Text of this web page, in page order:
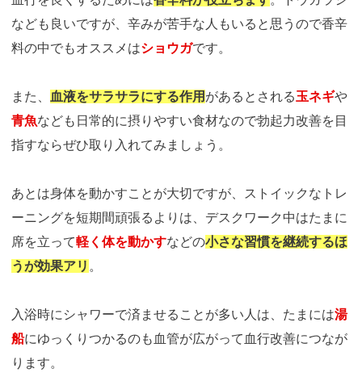
なども良いですが、辛みが苦手な人もいると思うので香辛
料の中でもオススメはショウガです。
また、 血液をサラサラにする作用 があるとされる玉ネギや
青魚なども日常的に摂りやすい食材なので勃起力改善を目
指すならぜひ取り入れてみましょう。
あとは身体を動かすことが大切ですが、ストイックなトレ
ーニングを短期間頑張るよりは、デスクワーク中はたまに
席を立って軽く体を動かすなどの小さな習慣を継続するほ
うが効果アリ 。
入浴時にシャワーで済ませることが多い人は、たまには湯
船にゆっくりつかるのも血管が広がって血行改善につなが
ります。